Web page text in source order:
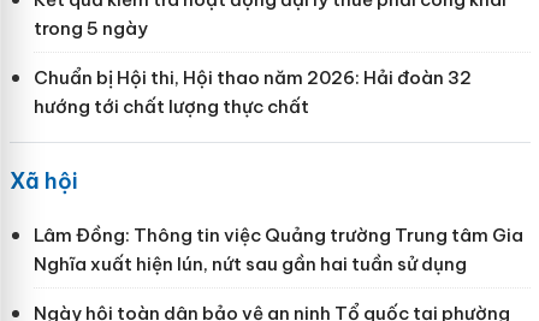
trong 5 ngày
Chuẩn bị Hội thi, Hội thao năm 2026: Hải đoàn 32
hướng tới chất lượng thực chất
Xã hội
Lâm Đồng: Thông tin việc Quảng trường Trung tâm Gia
Nghĩa xuất hiện lún, nứt sau gần hai tuần sử dụng
Ngày hội toàn dân bảo vệ an ninh Tổ quốc tại phường